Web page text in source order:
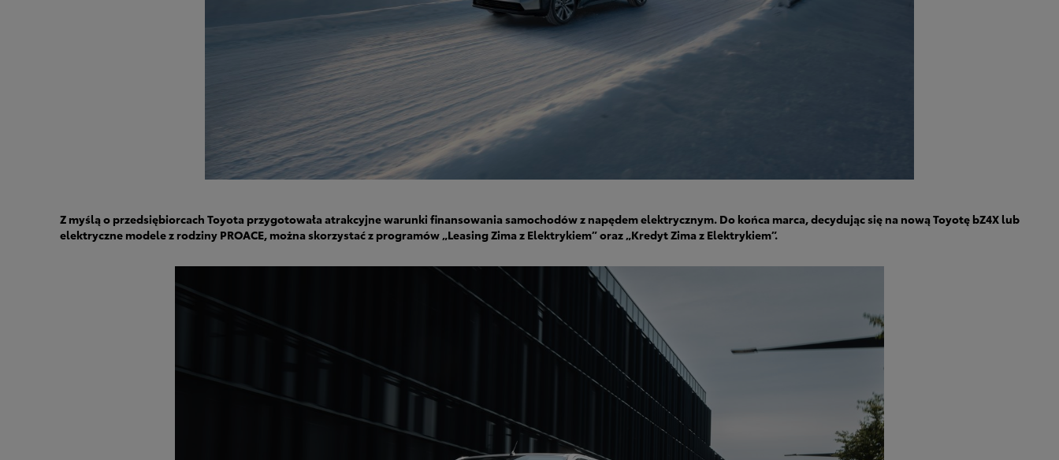
Z myślą o przedsiębiorcach Toyota przygotowała atrakcyjne warunki finansowania samochodów z napędem elektrycznym. Do końca marca, decydując się na nową Toyotę bZ4X lub
elektryczne modele z rodziny PROACE, można skorzystać z programów „Leasing Zima z Elektrykiem” oraz „Kredyt Zima z Elektrykiem”.